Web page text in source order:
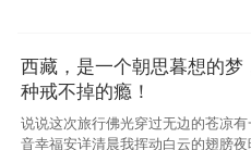
西藏，是一个朝思暮想的梦
种戒不掉的瘾！
说说这次旅行佛光穿过无边的苍凉有
音幸福安详清晨我挥动白云的翅膀夜